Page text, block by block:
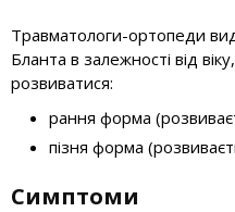
Травматологи-ортопеди
Бланта в залежності від
розвиватися:
рання форма
пізня форма
Симптоми